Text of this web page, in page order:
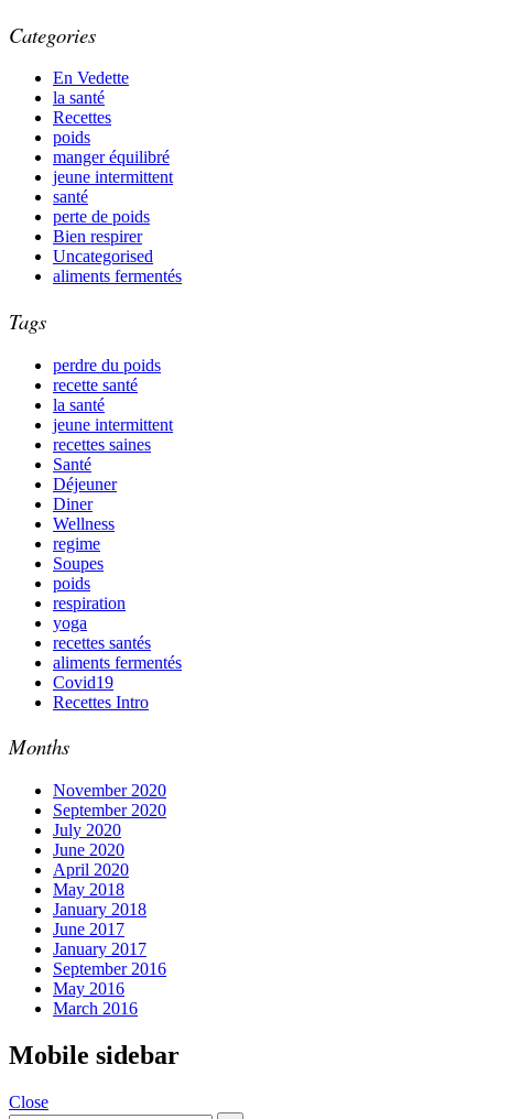
Categories
En Vedette
la santé
Recettes
poids
manger équilibré
jeune intermittent
santé
perte de poids
Bien respirer
Uncategorised
aliments fermentés
Tags
perdre du poids
recette santé
la santé
jeune intermittent
recettes saines
Santé
Déjeuner
Diner
Wellness
regime
Soupes
poids
respiration
yoga
recettes santés
aliments fermentés
Covid19
Recettes Intro
Months
November 2020
September 2020
July 2020
June 2020
April 2020
May 2018
January 2018
June 2017
January 2017
September 2016
May 2016
March 2016
Mobile sidebar
Close